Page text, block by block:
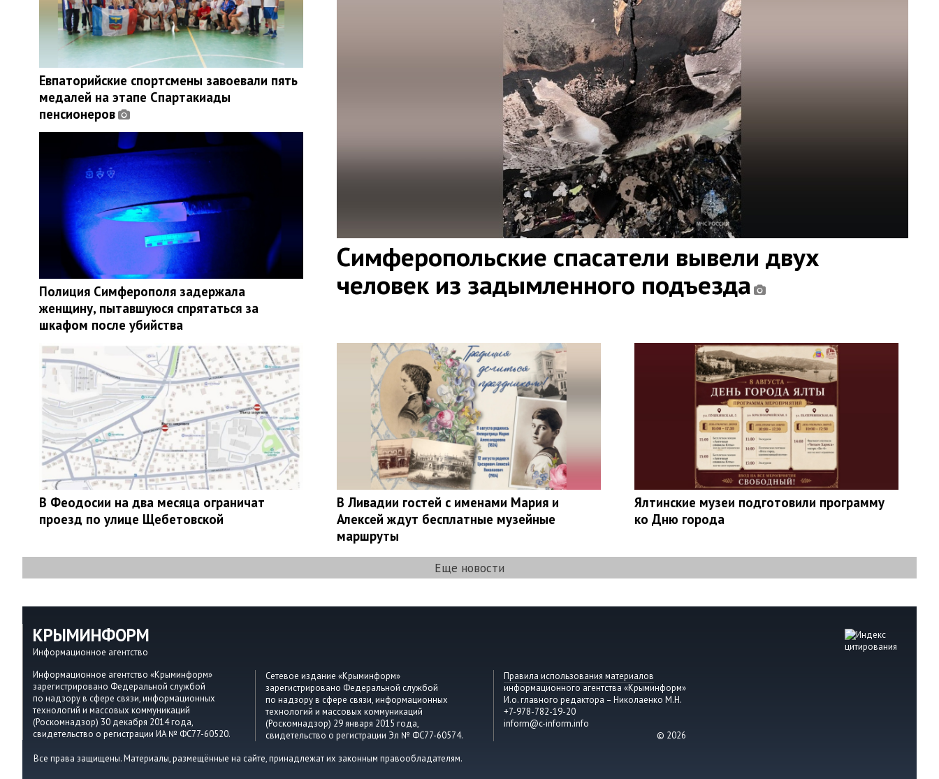
Симферопольские спасатели вывели двух
человек из задымленного подъезда
Евпаторийские спортсмены завоевали пять
медалей на этапе Спартакиады
пенсионеров
Полиция Симферополя задержала
женщину, пытавшуюся спрятаться за
шкафом после убийства
В Феодосии на два месяца ограничат
проезд по улице Щебетовской
В Ливадии гостей с именами Мария и
Алексей ждут бесплатные музейные
маршруты
Ялтинские музеи подготовили программу
ко Дню города
Еще новости
КРЫМИНФОРМ
Информационное агентство
Информационное агентство «Крыминформ»
зарегистрировано Федеральной службой
по надзору в сфере связи, информационных
технологий и массовых коммуникаций
(Роскомнадзор) 30 декабря 2014 года,
свидетельство о регистрации ИА № ФС77-60520.
Сетевое издание «Крыминформ»
зарегистрировано Федеральной службой
по надзору в сфере связи, информационных
технологий и массовых коммуникаций
(Роскомнадзор) 29 января 2015 года,
свидетельство о регистрации Эл № ФС77-60574.
Правила использования материалов
информационного агентства «Крыминформ»
И.о. главного редактора – Николаенко М.Н.
+7-978-782-19-20
inform@c-inform.info
© 2026
Все права защищены. Материалы, размещённые на сайте, принадлежат их законным правообладателям.